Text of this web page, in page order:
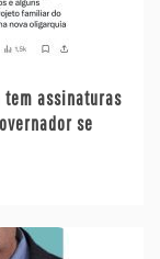
tem assinaturas
se